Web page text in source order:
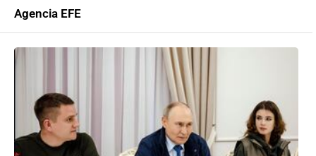
Agencia EFE